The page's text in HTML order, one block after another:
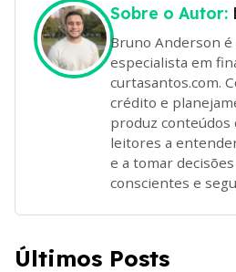
Sobre o Autor:
Bruno Anderson
especialista em
curtasantos.com.
crédito e
produz conteúdos
leitores a
e a tomar
conscientes e
Últimos Posts